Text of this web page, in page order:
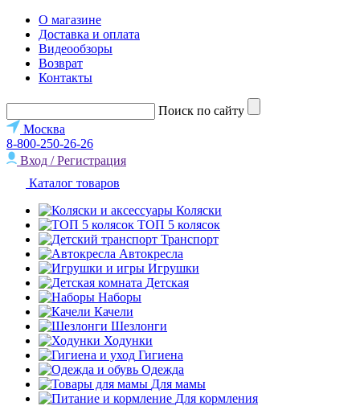
О магазине
Доставка и оплата
Видеообзоры
Возврат
Контакты
Поиск по сайту
Москва
8-800-250-26-26
Вход / Регистрация
Каталог товаров
Коляски
ТОП 5 колясок
Транспорт
Автокресла
Игрушки
Детская
Наборы
Качели
Шезлонги
Ходунки
Гигиена
Одежда
Для мамы
Для кормления